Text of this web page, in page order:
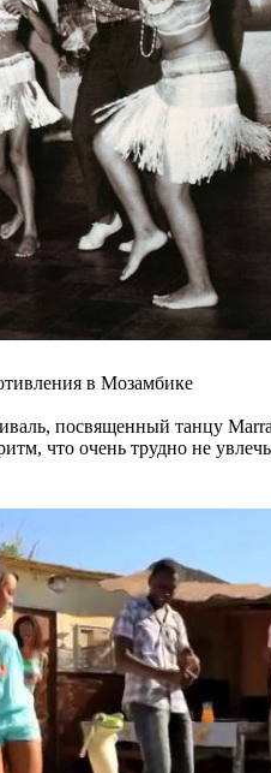
в Мозамбике
посвященный танцу
что очень трудно не